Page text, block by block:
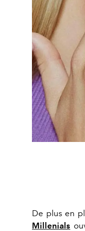
De plus en
Millenials